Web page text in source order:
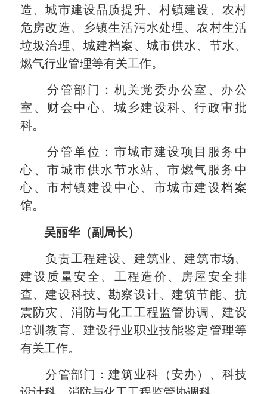
造、城市建设品质提升、村镇建设、农村
危房改造、乡镇生活污水处理、农村生活
垃圾治理、城建档案、城市供水、节水、
燃气行业管理等有关工作。
分管部门：机关党委办公室、办公
室、财会中心、城乡建设科、行政审批
科。
分管单位：市城市建设项目服务中
心、市城市供水节水站、市燃气服务中
心、市村镇建设中心、市城市建设档案
馆。
吴丽华（副局长）
负责工程建设、建筑业、建筑市场、
建设质量安全、工程造价、房屋安全排
查、建设科技、勘察设计、建筑节能、抗
震防灾、消防与化工工程监管协调、建设
培训教育、建设行业职业技能鉴定管理等
有关工作。
分管部门：建筑业科（安办）、科技